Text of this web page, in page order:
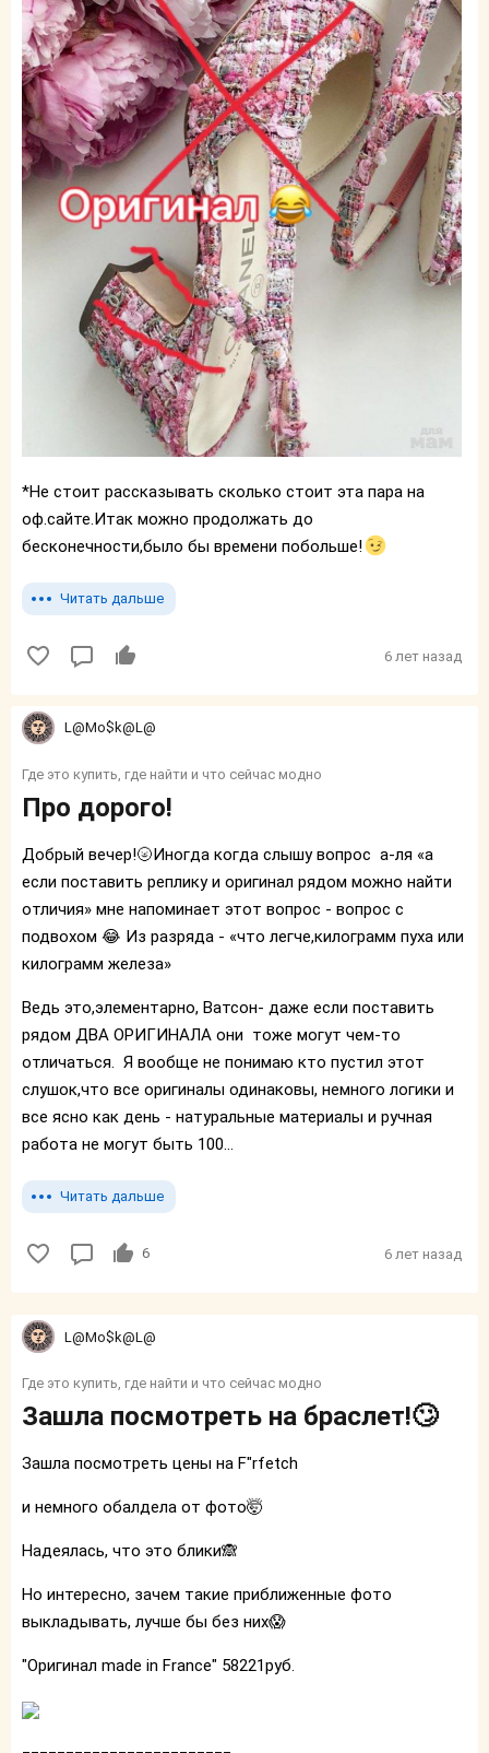
*Не стоит рассказывать сколько стоит эта пара на
оф.сайте.Итак можно продолжать до
бесконечности,было бы времени побольше!
Читать дальше
6 лет назад
L@Mo$k@L@
Где это купить, где найти и что сейчас модно
Про дорого!
Добрый вечер!🌝Иногда когда слышу вопрос а-ля «а
если поставить реплику и оригинал рядом можно найти
отличия» мне напоминает этот вопрос - вопрос с
подвохом 😂 Из разряда - «что легче,килограмм пуха или
килограмм железа»
Ведь это,элементарно, Ватсон- даже если поставить
рядом ДВА ОРИГИНАЛА они тоже могут чем-то
отличаться. Я вообще не понимаю кто пустил этот
слушок,что все оригиналы одинаковы, немного логики и
все ясно как день - натуральные материалы и ручная
работа не могут быть 100...
Читать дальше
6 6 лет назад
L@Mo$k@L@
Где это купить, где найти и что сейчас модно
Зашла посмотреть на браслет!🙄
Зашла посмотреть цены на F"rfetch
и немного обалдела от фото🤯
Надеялась, что это блики🙈
Но интересно, зачем такие приближенные фото
выкладывать, лучше бы без них😱
"Оригинал made in France" 58221руб.